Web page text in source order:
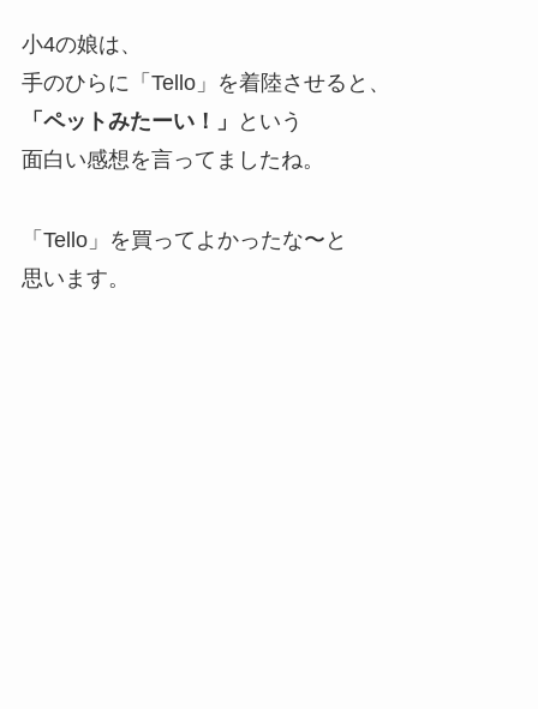
小4の娘は、
手のひらに「Tello」を着陸させると、
「ペットみたーい！」
という
面白い感想を言ってましたね。
「Tello」を買ってよかったな〜と
思います。